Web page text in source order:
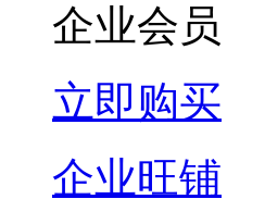
企业会员
立即购买
企业旺铺